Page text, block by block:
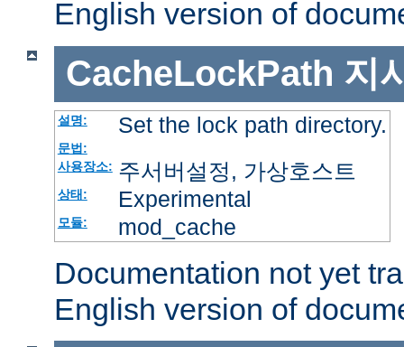
English version of
CacheLockPath 지
설명: Set the lock path directory.
문법:
사용장소: 주서버설정, 가상호스트
상태: Experimental
모듈: mod_cache
Documentation not yet
English version of